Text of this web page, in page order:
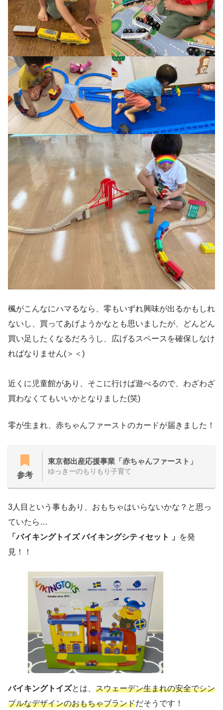
楓がこんなにハマるなら、零もいずれ興味が出るかもしれ
ないし、買ってあげようかなとも思いましたが、どんどん
買い足したくなるだろうし、広げるスペースを確保しなけ
ればなりません(＞＜)
近くに児童館があり、そこに行けば遊べるので、わざわざ
買わなくてもいいかとなりました(笑)
零が生まれ、赤ちゃんファーストのカードが届きました！
参考
東京都出産応援事業「赤ちゃんファースト」
ゆっきーのもりもり子育て
3人目という事もあり、おもちゃはいらないかな？と思っ
ていたら…
「バイキングトイズ バイキングシティセット 」 を発
見！！
バイキングトイズとは、 スウェーデン生まれの安全でシン
プルなデザインのおもちゃブランドだそうです！